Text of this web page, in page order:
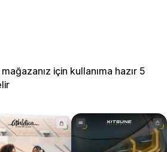
için kullanıma hazır 5